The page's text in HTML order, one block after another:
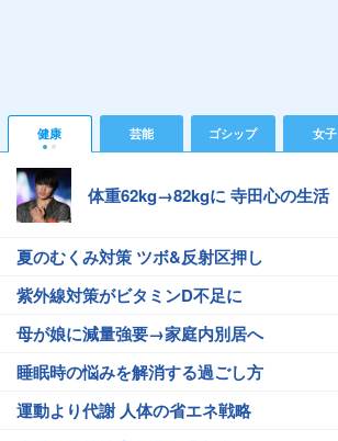
健康 芸能 ゴシップ 女子
体重62kg→82kgに 寺田心の生活
夏のむくみ対策 ツボ&反射区押し
紫外線対策がビタミンD不足に
母が娘に減量強要→家庭内別居へ
睡眠時の悩みを解消する過ごし方
運動より代謝 人体の省エネ戦略